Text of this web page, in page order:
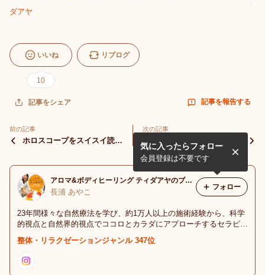
ダアヤ
いいね
10
リブログ
記事をシェア 記事を報告する
前の記事
ホロスコープをスイスイ読め
次の記事
Waxアートに初挑戦その2 自
然に流れる蝋の美しさ・人生
もそうありたい
アロマ&ボディヒーリング ティダアヤのブログ
長浦 あやこ
23年間様々な自然療法を学び、約1万人以上の施術経験から、科学
的視点と自然界的視点でココロとカラダにアプローチするセラピス
するサロン。
気に入ったらフォロー
会員登録は不要です
フォロー
整体・リラクゼーションジャンル 347位